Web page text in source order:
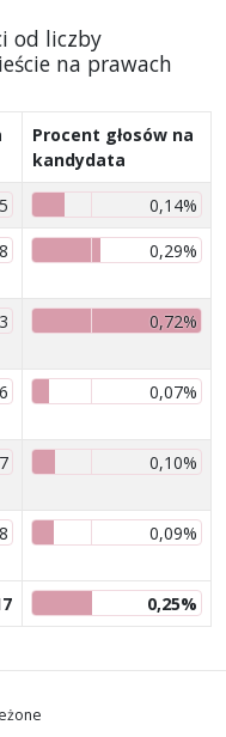
od liczby
na prawach
Procent głosów na
kandydata
0,14%
0,29%
0,72%
0,07%
0,10%
0,09%
0,25%